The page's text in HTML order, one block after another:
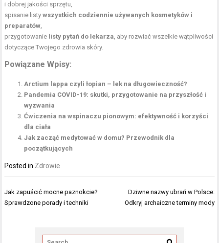
i dobrej jakości sprzętu,
spisanie listywszystkich codziennie używanych kosmetyków i
preparatów,
przygotowanie listy pytań do lekarza, aby rozwiać wszelkie wątpliwości
dotyczące Twojego zdrowia skóry.
Powiązane Wpisy:
Arctium lappa czyli łopian – lek na długowieczność?
Pandemia COVID-19: skutki, przygotowanie na przyszłość i
wyzwania
Ćwiczenia na wspinaczu pionowym: efektywność i korzyści
dla ciała
Jak zacząć medytować w domu? Przewodnik dla
początkujących
Posted in Zdrowie
Nawigacja
wpisu
Jak zapuścić mocne paznokcie?
Sprawdzone porady i techniki
Dziwne nazwy ubrań w Polsce:
Odkryj archaiczne terminy mody